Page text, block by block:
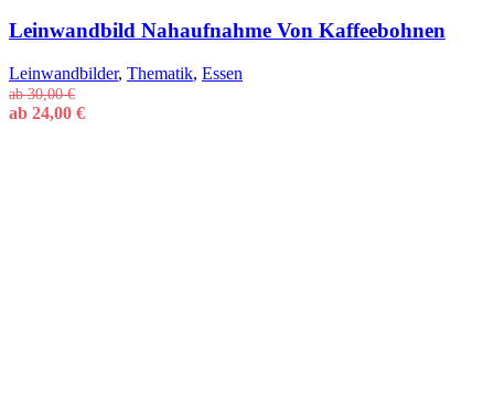
Leinwandbild Nahaufnahme Von Kaffeebohnen
Leinwandbilder, Thematik, Essen
ab30,00€
ab 24,00 €